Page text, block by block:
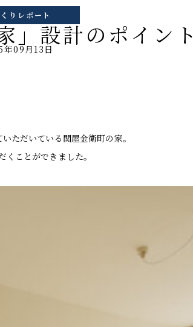
りレポート
」設計のポイント
年09月13日
ただいている関屋金衛町の家。
ことができました。